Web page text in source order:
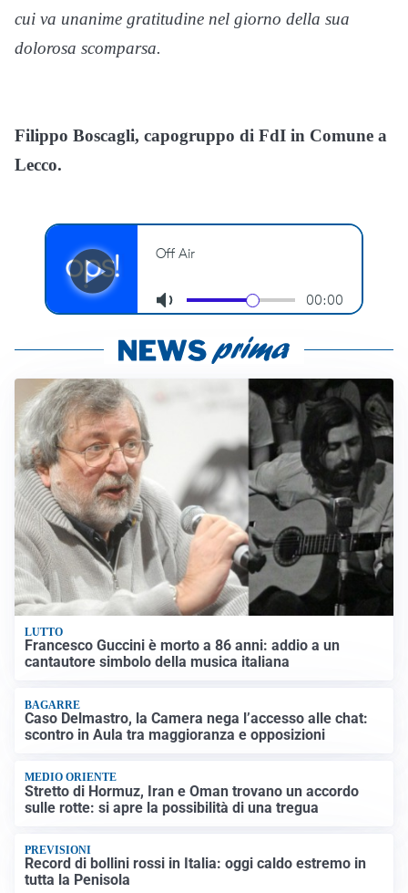
cui va unanime gratitudine nel giorno della sua
dolorosa scomparsa.
Filippo Boscagli, capogruppo di FdI in Comune a
Lecco.
LUTTO
Francesco Guccini è morto a 86 anni: addio a un
cantautore simbolo della musica italiana
BAGARRE
Caso Delmastro, la Camera nega l’accesso alle chat:
scontro in Aula tra maggioranza e opposizioni
MEDIO ORIENTE
Stretto di Hormuz, Iran e Oman trovano un accordo
sulle rotte: si apre la possibilità di una tregua
PREVISIONI
Record di bollini rossi in Italia: oggi caldo estremo in
tutta la Penisola